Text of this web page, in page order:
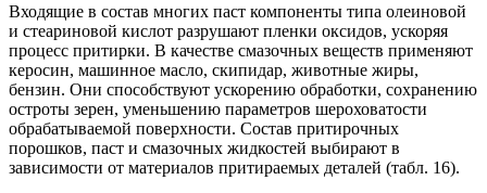
Входящие в состав многих паст компоненты типа олеиновой
и стеариновой кислот разрушают пленки оксидов, ускоряя
процесс притирки. В качестве смазочных веществ применяют
керосин, машинное масло, скипидар, животные жиры,
бензин. Они способствуют ускорению обработки, сохранению
остроты зерен, уменьшению параметров шероховатости
обрабатываемой поверхности. Состав притирочных
порошков, паст и смазочных жидкостей выбирают в
зависимости от материалов притираемых деталей (табл. 16).